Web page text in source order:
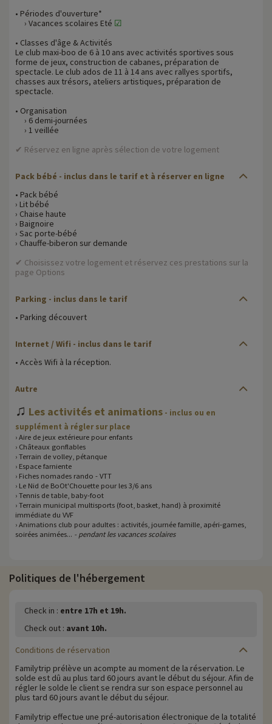
• Périodes d'ouverture*
› Vacances scolaires Eté ☑
• Classes d'âge & Activités
Le club maxi-boo de 6 à 10 ans avec activités sportives sous
forme de jeux, construction de cabanes, préparation de
spectacle. Le club ados de 11 à 14 ans avec rallyes sportifs,
chasses aux trésors, ateliers artistiques, préparation de
spectacle.
• Organisation
› 6 demi-journées
› 1 veillée
✔ Réservez en ligne après sélection de votre logement
Pack bébé - inclus dans le tarif et à réserver en ligne
• Pack bébé
› Lit bébé
› Chaise haute
› Baignoire
› Sac porte-bébé
› Chauffe-biberon sur demande
✔ Choisissez votre logement et réservez ces prestations sur la
page Options
Parking - inclus dans le tarif
• Parking découvert
Internet / Wifi - inclus dans le tarif
• Accès Wifi à la réception.
Autre
♫ Les activités et animations - inclus ou en
supplément à régler sur place
› Aire de jeux extérieure pour enfants
› Châteaux gonflables
› Terrain de volley, pétanque
› Espace farniente
› Fiches nomades rando - VTT
› Le Nid de BoOt'Chouette pour les 3/6 ans
› Tennis de table, baby-foot
› Terrain municipal multisports (foot, basket, hand) à proximité
immédiate du VVF
› Animations club pour adultes : activités, journée famille, apéri-games,
soirées animées... - pendant les vacances scolaires
Politiques de l'hébergement
Check in : entre 17h et 19h.
Check out : avant 10h.
Conditions de réservation
Familytrip prélève un acompte au moment de la réservation. Le
solde est dû au plus tard 60 jours avant le début du séjour. Afin de
régler le solde le client se rendra sur son espace personnel au
plus tard 60 jours avant le début du séjour.
Familytrip effectue une pré-autorisation électronique de la totalité